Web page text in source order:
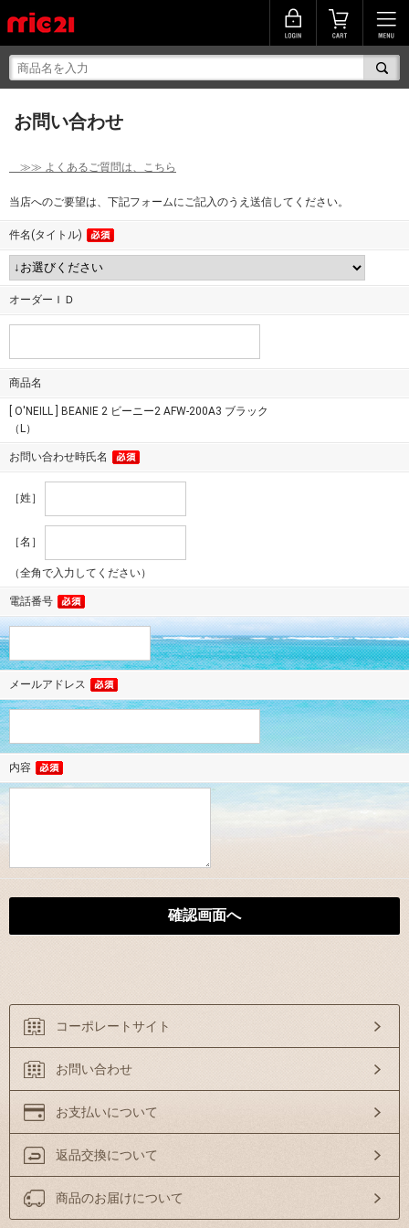
お問い合わせ
≫≫ よくあるご質問は、こちら
当店へのご要望は、下記フォームにご記入のうえ送信してください。
件名(タイトル)
オーダーＩＤ
商品名
[ O'NEILL ] BEANIE 2 ビーニー2 AFW-200A3 ブラック
（L）
お問い合わせ時氏名
［姓］
［名］
（全角で入力してください）
電話番号
メールアドレス
内容
コーポレートサイト
お問い合わせ
お支払いについて
返品交換について
商品のお届けについて